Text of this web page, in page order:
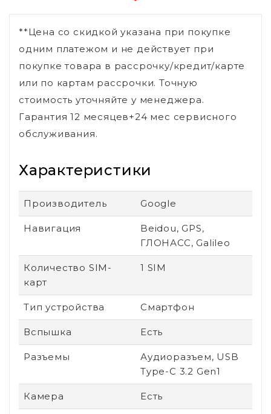
**Цена со скидкой указана при покупке
одним платежом и не действует при
покупке товара в рассрочку/кредит/карте
или по картам рассрочки. Точную
стоимость уточняйте у менеджера.
Гарантия 12 месяцев+24 мес сервисного
обслуживания.
Характеристики
Производитель Google
Навигация
Beidou, GPS,
ГЛОНАСС, Galileo
Количество SIM-
карт
1 SIM
Тип устройства Смартфон
Вспышка Есть
Разъемы
Аудиоразъем, USB
Type-C 3.2 Gen1
Камера Есть